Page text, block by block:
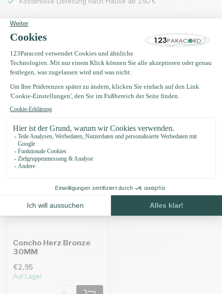
Produktbeschreibung
Eigenschaften
Zuletzt angesehen
Concho Herz Bronze
30MM
€2,95
Auf Lager